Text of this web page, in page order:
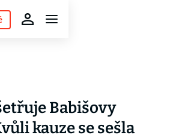
Babišovy
kauze se sešla